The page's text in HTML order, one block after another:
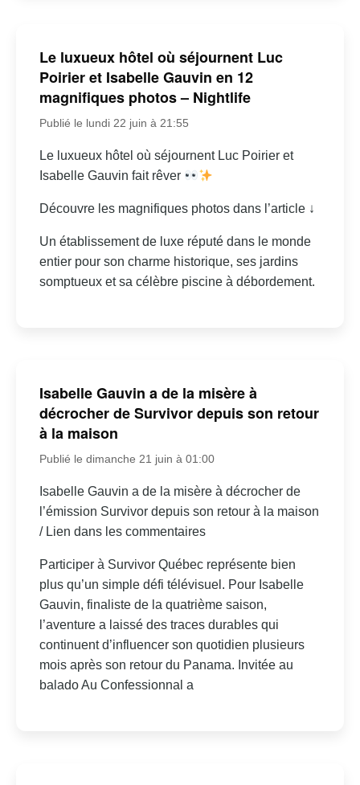
Le luxueux hôtel où séjournent Luc
Poirier et Isabelle Gauvin en 12
magnifiques photos – Nightlife
Publié le lundi 22 juin à 21:55
Le luxueux hôtel où séjournent Luc Poirier et
Isabelle Gauvin fait rêver
Découvre les magnifiques photos dans l’article ↓
Un établissement de luxe réputé dans le monde
entier pour son charme historique, ses jardins
somptueux et sa célèbre piscine à débordement.
Isabelle Gauvin a de la misère à
décrocher de Survivor depuis son retour
à la maison
Publié le dimanche 21 juin à 01:00
Isabelle Gauvin a de la misère à décrocher de
l’émission Survivor depuis son retour à la maison
/ Lien dans les commentaires
Participer à Survivor Québec représente bien
plus qu’un simple défi télévisuel. Pour Isabelle
Gauvin, finaliste de la quatrième saison,
l’aventure a laissé des traces durables qui
continuent d’influencer son quotidien plusieurs
mois après son retour du Panama. Invitée au
balado Au Confessionnal a